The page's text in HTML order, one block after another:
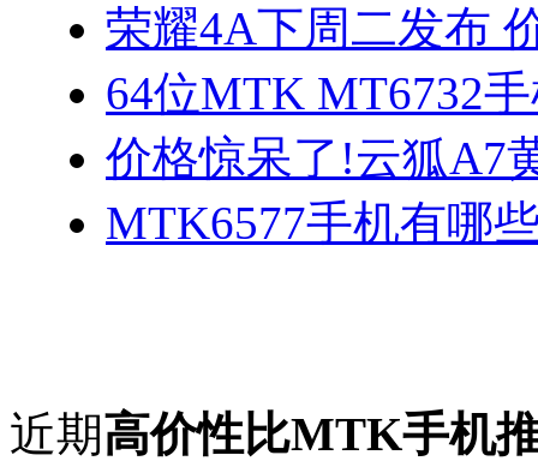
荣耀4A下周二发布
64位MTK MT6732
价格惊呆了!云狐A7
MTK6577手机有哪
近期高价性比MTK手机